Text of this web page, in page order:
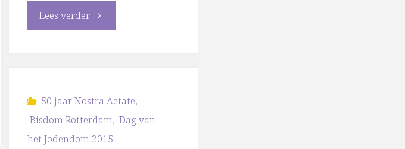
Lees verder"Jubileumjaar
feestelijk
gestart"
50 jaar Nostra Aetate,
Bisdom Rotterdam, Dag van
het Jodendom 2015